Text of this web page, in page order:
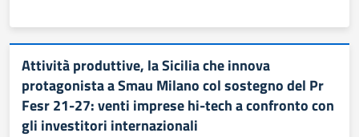
Attività produttive, la Sicilia che innova
protagonista a Smau Milano col sostegno del Pr
Fesr 21-27: venti imprese hi-tech a confronto con
gli investitori internazionali